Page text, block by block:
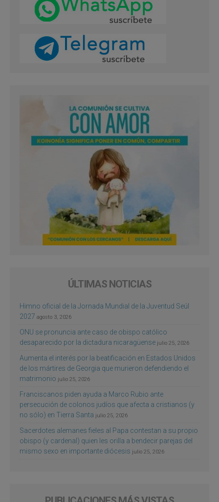
ÚLTIMAS NOTICIAS
Himno oficial de la Jornada Mundial de la Juventud Seúl
2027 agosto 3, 2026
ONU se pronuncia ante caso de obispo católico
desaparecido por la dictadura nicaragüense julio 25, 2026
Aumenta el interés por la beatificación en Estados Unidos
de los mártires de Georgia que murieron defendiendo el
matrimonio julio 25, 2026
Franciscanos piden ayuda a Marco Rubio ante
persecución de colonos judíos que afecta a cristianos (y
no sólo) en Tierra Santa julio 25, 2026
Sacerdotes alemanes fieles al Papa contestan a su propio
obispo (y cardenal) quien les orilla a bendecir parejas del
mismo sexo en importante diócesis julio 25, 2026